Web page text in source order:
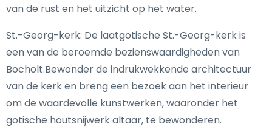
van de rust en het uitzicht op het water.
St.-Georg-kerk: De laatgotische St.-Georg-kerk is
een van de beroemde bezienswaardigheden van
Bocholt.Bewonder de indrukwekkende architectuur
van de kerk en breng een bezoek aan het interieur
om de waardevolle kunstwerken, waaronder het
gotische houtsnijwerk altaar, te bewonderen.